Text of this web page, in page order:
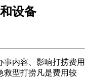
设备
内容、影响打捞费用
救型打捞凡是费用较